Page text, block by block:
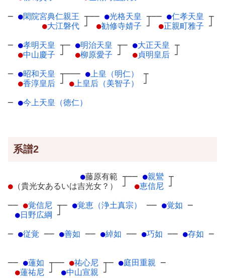
─ ●閑院宮典仁親王 ┬
●大江磐代 ┘
── ●光格天皇 ┬
●勧修寺婧子 ┘
── ●仁孝天皇 ┬
●正親町雅子 ┘
─ ●孝明天皇 ┬
●中山慶子 ┘
─ ●明治天皇 ┬
●柳原愛子 ┘
─ ●大正天皇 ┬
●貞明皇后 ┘
─ ●昭和天皇 ┬
●香淳皇后 ┘
─── ●上皇（明仁）
┬
●上皇后（美智子） ┘
─ ●今上天皇（徳仁）
系譜2
●藤原有範 ┬
● （貴光女あるいは吉光女？） ┘
── ●親鸞 ┬
●恵信尼 ┘
── ●覚信尼 ┬
●日野広綱 ┘
─ ●覚恵（浄土真宗） ── ●覚如 ─
─ ●従覚 ── ●善如 ── ●綽如 ── ●巧如 ── ●存如 ─
── ●蓮如 ┬
●蓮祐尼 ┘
── ●祐心尼 ┬
●中山宣親 ┘
─ ●庭田重親 ─